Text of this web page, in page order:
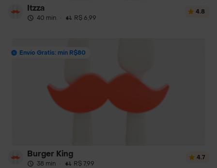
Itzza
40 min · R$ 6,99
4.8
Envío Gratis: mín R$80
Burger Kingㅤㅤ
38 min · R$ 7,99
4.7